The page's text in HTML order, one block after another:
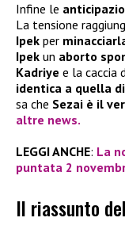
Infine le
La tensione
Ipek per
Ipek un aborto
Kadriye e la caccia
identica a quella
sa che Sezai è il
altre news.
LEGGI ANCHE: La
puntata 2
Il riassunto